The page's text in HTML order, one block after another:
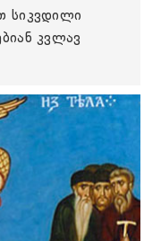
სიკვდილი
კვლავ